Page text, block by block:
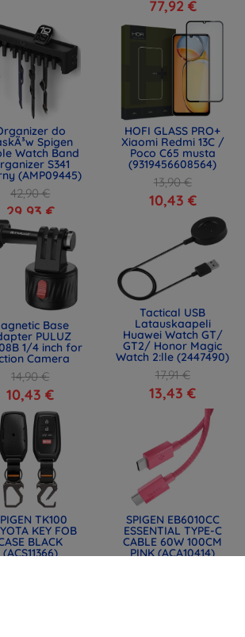
77,92 €
do
Spigen
Watch Band
S341
(AMP09445)
42,90 €
29,93 €
HOFI GLASS PRO+
Xiaomi Redmi 13C /
Poco C65 musta
(9319456608564)
13,90 €
10,43 €
Base
PULUZ
1/4 inch for
Camera
14,90 €
10,43 €
Tactical USB
Latauskaapeli
Huawei Watch GT/
GT2/ Honor Magic
Watch 2:lle (2447490)
17,91 €
13,43 €
TK100
KEY FOB
BLACK
(ACS11366)
SPIGEN EB6010CC
ESSENTIAL TYPE-C
CABLE 60W 100CM
PINK (ACA10414)